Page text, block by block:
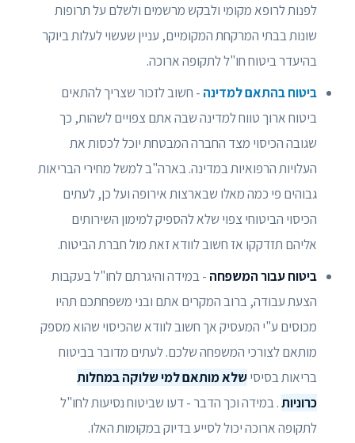
לפנות לרופא מקומי ולבקש מרשמים ולשלם על תרופות
שונות בבתי המרקחת המקומיים, עניין שעשוי לעלות ביוקר
בהיעדר ביטוח חו"ל לתקופה ארוכה.
ביטוח בהתאם למדינה - חשוב לזכור שצריך להתאים
ביטוח ארוך טווח למדינה שבה אתם צפויים לשהות, כך
שגובה הכיסוי מצד החברה המבטחת יוכל לכסות את
העלויות הרפואיות במדינה. בארה"ב למשל מחירי הבריאות
גבוהים פי כמה מאלו שבארצות אירופה ועל כן, לעתים
הכיסוי הביטוחי צפוי שלא להספיק למימון השירותים
אליהם תזדקקו אז חשוב לוודא זאת מול חברת הביטוח.
ביטוח עבור המשפחה - במידה והיגרתם לחו"ל בעקבות
הצעת עבודה, ברוב המקרים אתם ובני משפחתכם תהיו
מכוסים ע"י המעסיק אך חשוב לוודא שהכיסוי שהוא מספק
מותאם לצורכי המשפחה שלכם. לעתים מדובר בביטוח
בריאות בסיסישלא מותאם למי שלוקה במחלות
כרוניות. במידה וכך הדבר - דעו שביטוח נסיעות לחו"ל
לתקופה ארוכה יכול לסייע בדיוק במקומות האלו.